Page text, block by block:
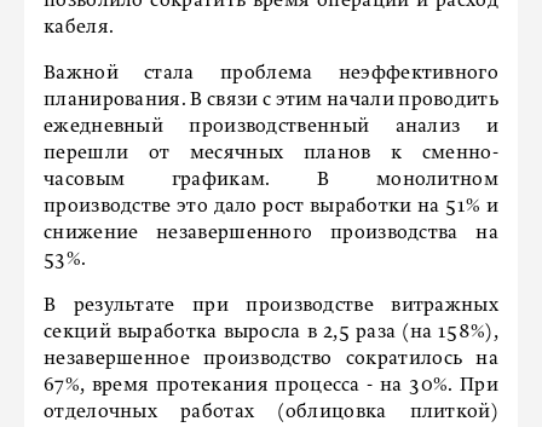
кабеля.
Важной стала проблема неэффективного
планирования. В связи с этим начали проводить
ежедневный производственный анализ и
перешли от месячных планов к сменно-
часовым графикам. В монолитном
производстве это дало рост выработки на 51% и
снижение незавершенного производства на
53%.
В результате при производстве витражных
секций выработка выросла в 2,5 раза (на 158%),
незавершенное производство сократилось на
67%, время протекания процесса - на 30%. При
отделочных работах (облицовка плиткой)